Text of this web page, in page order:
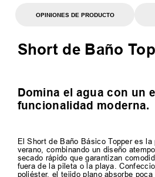
OPINIONES DE PRODUCTO
Short de Baño
Domina el agua con un
funcionalidad moderna.
El Short de Baño Básico Topper es la
verano, combinando un diseño
secado rápido que garantizan
fuera de la pileta o la playa.
poliéster, el tejido plano absorbe